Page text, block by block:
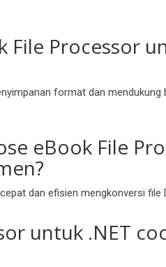
Processor
format dan
eBook File
dan efisien mengkonversi file
untuk .NET